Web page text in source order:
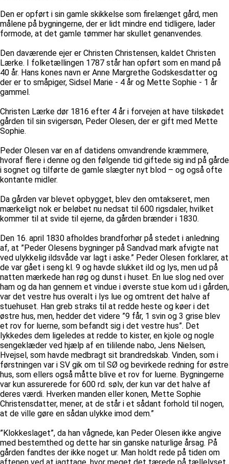
Den er opført i sin gamle skikkelse som firelænget gård, men
målene på bygningerne, der er lidt mindre end tidligere, lader
formode, at det gamle tømmer har skullet genanvendes.
Den daværende ejer er Christen Christensen, kaldet Christen
Lærke. I folketællingen 1787 står han opført som en mand på
40 år. Hans kones navn er Anne Margrethe Godskesdatter og
der er to småpiger, Sidsel Marie - 4 år og Mette Sophie - 1 år
gammel.
Christen Lærke dør 1816 efter 4 år i forvejen at have tilskødet
gården til sin svigersøn, Peder Olesen, der er gift med Mette
Sophie.
Peder Olesen var en af datidens omvandrende kræmmere,
hvoraf flere i denne og den følgende tid giftede sig ind på gårde
i sognet og tilførte de gamle slægter nyt blod – og også ofte
kontante midler.
Da gården var blevet opbygget, blev den omtakseret, men
mærkeligt nok er beløbet nu nedsat til 600 rigsdaler, hvilket
kommer til at svide til ejerne, da gården brænder i 1830.
Den 16. april 1830 afholdes brandforhør på stedet i anledning
af, at ”Peder Olesens bygninger på Sandvad mark afvigte nat
ved ulykkelig ildsvåde var lagt i aske.” Peder Olesen forklarer, at
de var gået i seng kl. 9 og havde slukket ild og lys, men ud på
natten mærkede han røg og dunst i huset. En lue slog ned over
ham og da han gennem et vindue i øverste stue kom ud i gården,
var det vestre hus overalt i lys lue og omtrent det halve af
stuehuset. Han greb straks til at redde heste og køer i det
østre hus, men, hedder det videre ”9 får, 1 svin og 3 grise blev
et rov for luerne, som befandt sig i det vestre hus”. Det
lykkedes dem ligeledes at redde to kister, en kjole og nogle
sengeklæder ved hjælp af en tililende nabo, Jens Nielsen,
Hvejsel, som havde medbragt sit brandredskab. Vinden, som i
førstningen var i SV gik om til SØ og bevirkede redning for østre
hus, som ellers også måtte blive et rov for luerne. Bygningerne
var kun assurerede for 600 rd. sølv, der kun var det halve af
deres værdi. Hverken manden eller konen, Mette Sophie
Christensdatter, mener, at de står i et sådant forhold til nogen,
at de ville gøre en sådan ulykke imod dem.”
”Klokkeslaget”, da han vågnede, kan Peder Olesen ikke angive
med bestemthed og dette har sin ganske naturlige årsag. På
gården fandtes der ikke noget ur. Man holdt rede på tiden om
aftenen ved at iagttage, hvor meget det tærede på tællelyset.